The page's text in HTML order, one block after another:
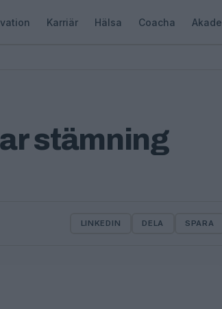
Karriär Hälsa Coacha
stämning
LINKEDIN DELA SPARA